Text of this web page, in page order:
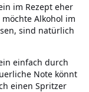
im Rezept eher
Alkohol im
sind natürlich
einfach durch
Note könnt
einen Spritzer